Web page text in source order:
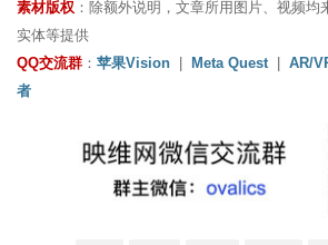
素材版权 ：除额外说明，文章所用图片、视频均
实体等提供
QQ交流群 ： 苹果Vision Meta Quest| AR/
者